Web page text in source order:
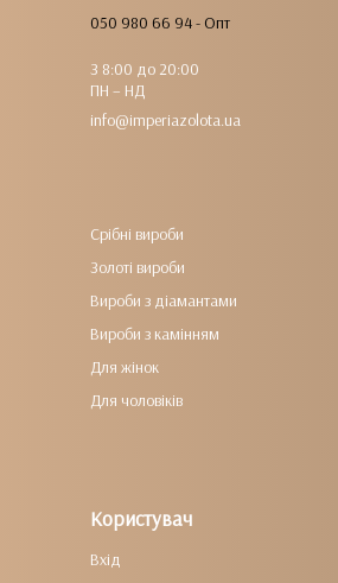
050 980 66 94 - Опт
З 8:00 до 20:00
ПН – НД
info@imperiazolota.ua
Срібні вироби
Золоті вироби
Вироби з діамантами
Вироби з камінням
Для жінок
Для чоловіків
Користувач
Вхід